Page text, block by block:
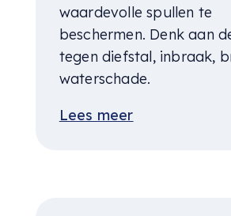
waardevolle spullen te
beschermen. Denk aan
tegen diefstal, inbraak,
waterschade.
Lees meer